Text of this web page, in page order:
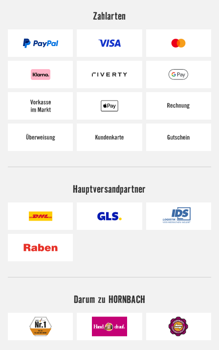
Zahlarten
Hauptversandpartner
Darum zu HORNBACH